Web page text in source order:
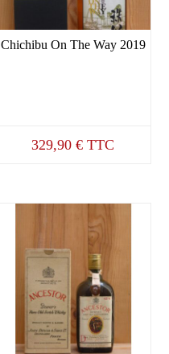
Chichibu On The Way 2019
329,90€ TTC